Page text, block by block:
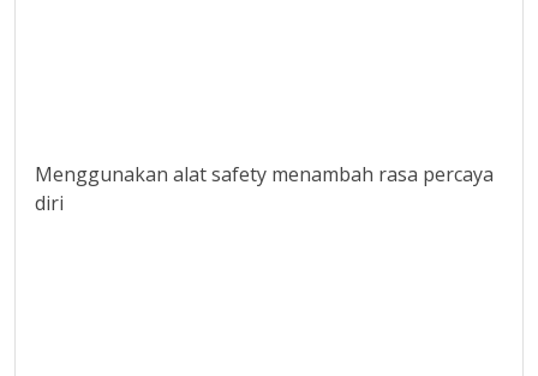
Menggunakan alat safety menambah rasa percaya
diri